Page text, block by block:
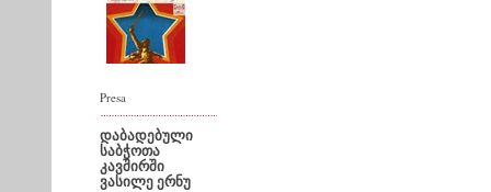
Presa
დაბადებული
საბჭოთა
კავშირში
ვასილე ერნუ